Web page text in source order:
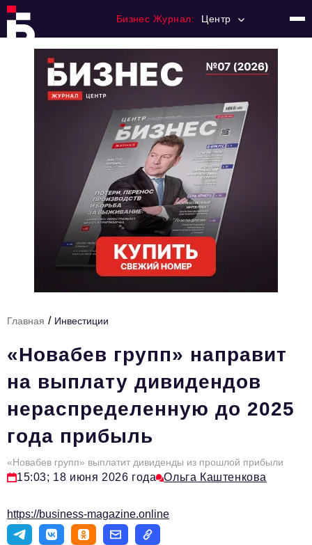
Бизнес Журнал: Центр
Регулирование
Премия "Тульский Бизнес"
История тульского предпринимательства
Тема номера
HR
Персона номера
Инфраструктура развития
Технологии и тренды
Импортозамещение
Мероприятия
Главная / Инвестиции
«Новабев групп» направит
на выплату дивидендов
нераспределенную до 2025
года прибыль
«Новабев групп» выплатит дивиденды из прошлой прибыли
15:03; 18 июня 2026 года Ольга Каштенкова
https://business-magazine.online